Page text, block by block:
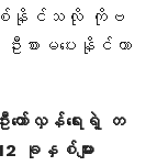
ြစ်နိုင်သလို ကိုဗ
ားမပေးနိုင်တာ
တော်လှန်ရေးရဲ့ တ
ခုနှစ်များ